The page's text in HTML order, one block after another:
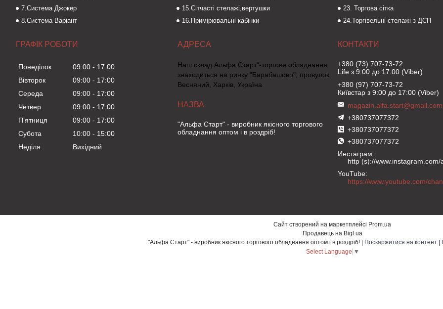
7.Система Джокер
8.Система Варіант
15.Сітчасті стелажі,вертушки
16.Примірювальні кабінки
23. Торгова сітка
24.Торгівельні стелажі з ДСП
ГРАФІК РОБОТИ
Понеділок 09:00
17:00
Вівторок
09:00
17:00
Середа
09:00
17:00
Четвер
09:00
17:00
Пʼятниця
09:00
17:00
Субота
10:00
15:00
Неділя
Вихідний
Наш склад Альфа Старт"-торгове обладнання
знаходиться на ринку "Барабашово", провулок
Весняний, Харків, Україна
"Альфа Старт" - виробник якісного торгового
обладнання оптом і в роздріб!
+380 (73) 707-73-72
Life з 9:00 до 17:00 (Viber)
+380 (97) 707-73-72
Київстар з 9:00 до 17:00 (Viber)
magazin.alfa.start@gmail.com
+380737077372
+380737077372
+380737077372
Инстаграм
http (s)://www.instagram.com/
YouTube
Сайт створений на маркетплейсі Prom.ua
Продавець на Bigl.ua
Поскаржитися на контент
Select Language ▼